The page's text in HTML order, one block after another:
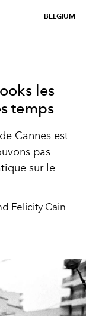
BELGIUM
les
temps
Cannes est
pas
sur le
Felicity Cain